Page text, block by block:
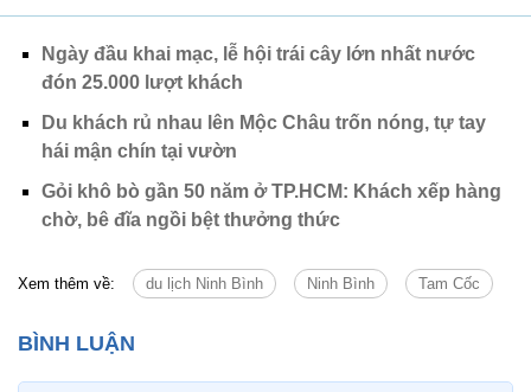
Ngày đầu khai mạc, lễ hội trái cây lớn nhất nước
đón 25.000 lượt khách
Du khách rủ nhau lên Mộc Châu trốn nóng, tự tay
hái mận chín tại vườn
Gỏi khô bò gần 50 năm ở TP.HCM: Khách xếp hàng
chờ, bê đĩa ngồi bệt thưởng thức
Xem thêm về: du lịch Ninh Bình Ninh Bình Tam Cốc